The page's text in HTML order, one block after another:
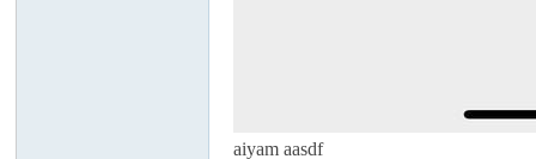
aiyam aasdf